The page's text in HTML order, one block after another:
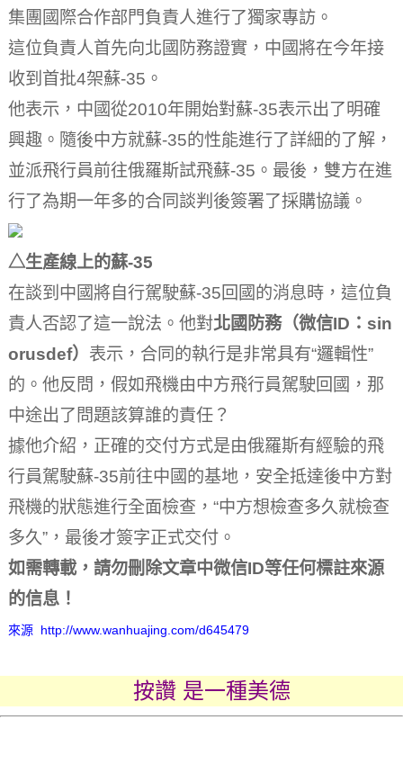
集團國際合作部門負責人進行了獨家專訪。
這位負責人首先向北國防務證實，中國將在今年接
收到首批4架蘇-35。
他表示，中國從2010年開始對蘇-35表示出了明確
興趣。 隨後中方就蘇-35的性能進行了詳細的了解，
並派飛行員前往俄羅斯試飛蘇-35。 最後，雙方在進
行了為期一年多的合同談判後簽署了採購協議。
△生產線上的蘇-35
在談到中國將自行駕駛蘇-35回國的消息時，這位負
責人否認了這一說法。 他對北國防務（微信ID：sin
orusdef） 表示，合同的執行是非常具有“邏輯性”
的。 他反問，假如飛機由中方飛行員駕駛回國，那
中途出了問題該算誰的責任？
據他介紹，正確的交付方式是由俄羅斯有經驗的飛
行員駕駛蘇-35前往中國的基地，安全抵達後中方對
飛機的狀態進行全面檢查，“中方想檢查多久就檢查
多久”，最後才簽字正式交付。
如需轉載，請勿刪除文章中微信ID等任何標註來源
的信息！
來源 http://www.wanhuajing.com/d645479
按讚 是一種美德